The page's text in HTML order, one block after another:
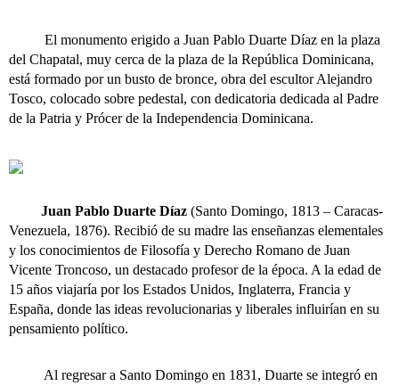
El monumento erigido a Juan Pablo Duarte Díaz en la plaza
del Chapatal, muy cerca de la plaza de la República Dominicana,
está formado por un busto de bronce, obra del escultor Alejandro
Tosco, colocado sobre pedestal, con dedicatoria dedicada al Padre
de la Patria y Prócer de la Independencia Dominicana.
Juan Pablo Duarte Díaz (Santo Domingo, 1813 – Caracas-
Venezuela, 1876). Recibió de su madre las enseñanzas elementales
y los conocimientos de Filosofía y Derecho Romano de Juan
Vicente Troncoso, un destacado profesor de la época. A la edad de
15 años viajaría por los Estados Unidos, Inglaterra, Francia y
España, donde las ideas revolucionarias y liberales influirían en su
pensamiento político.
Al regresar a Santo Domingo en 1831, Duarte se integró en